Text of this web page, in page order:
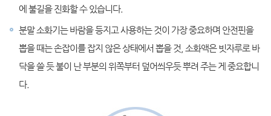
에 불길을 진화할 수 있습니다.
분말 소화기는 바람을 등지고 사용하는 것이 가장 중요하며 안전핀을
뽑을 때는 손잡이를 잡지 않은 상태에서 뽑을 것, 소화액은 빗자루로 바
닥을 쓸 듯 불이 난 부분의 위쪽부터 덮어씌우듯 뿌려 주는 게 중요합니
다.